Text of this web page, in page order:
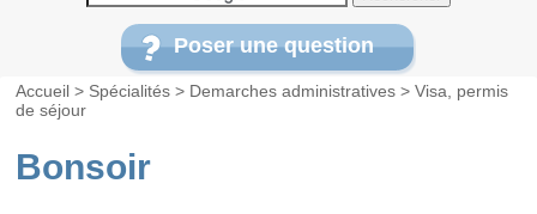
Poser une question
Accueil > Spécialités > Demarches administratives >Visa, permis
de séjour
Bonsoir